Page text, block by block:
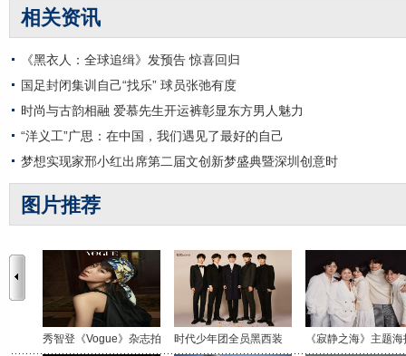
相关资讯
《黑衣人：全球追缉》发预告 惊喜回归
国足封闭集训自己“找乐” 球员张弛有度
时尚与古韵相融 爱慕先生开运裤彰显东方男人魅力
“洋义工”广思：在中国，我们遇见了最好的自己
梦想实现家邢小红出席第二届文创新梦盛典暨深圳创意时
图片推荐
秀智登《Vogue》杂志拍 时代少年团全员黑西装 《寂静之海》主题海